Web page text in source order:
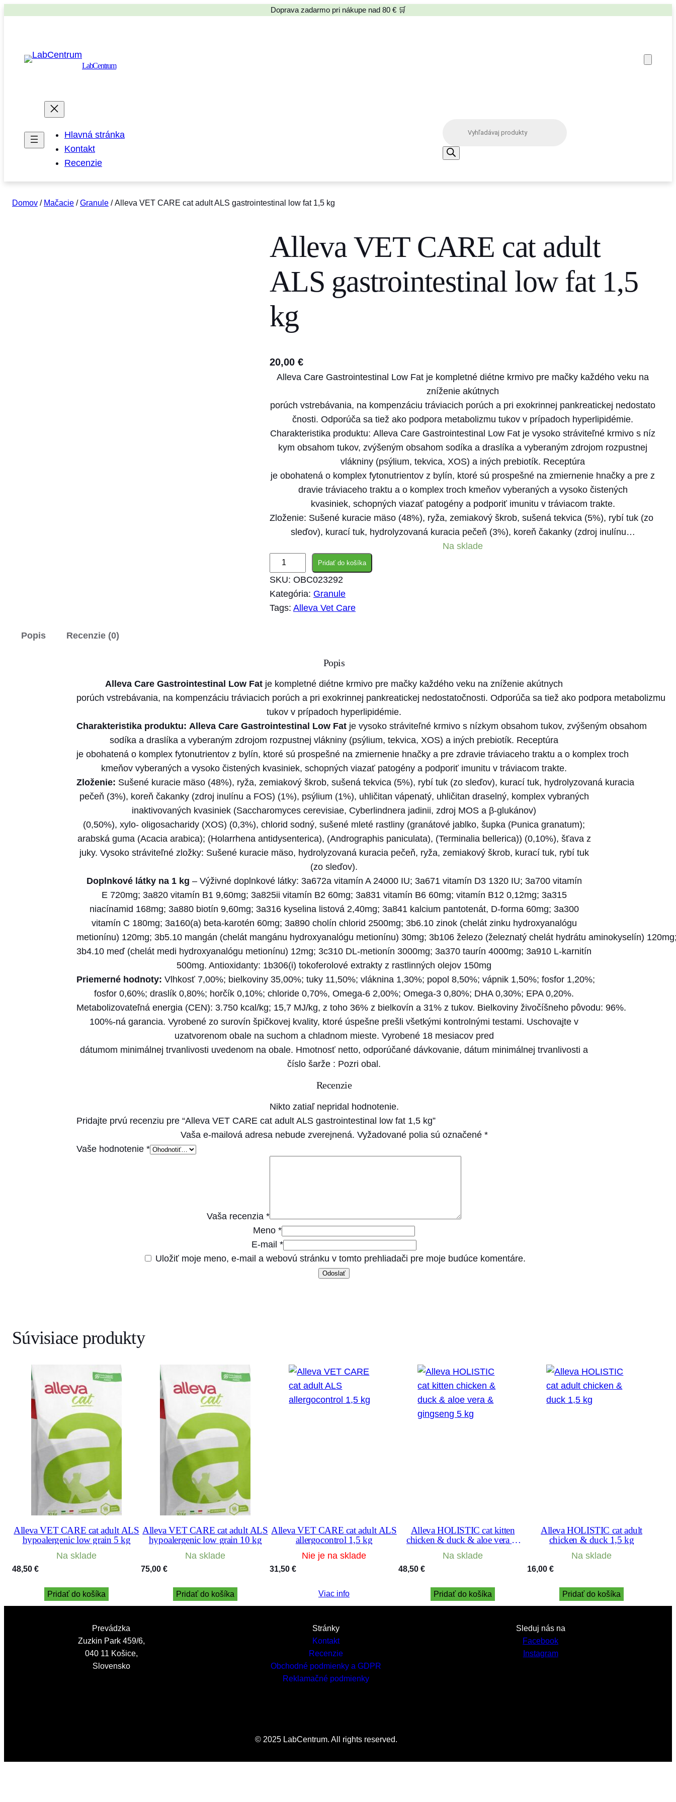
Doprava zadarmo pri nákupe nad 80 € 🛒
LabCentrum
Hlavná stránka
Kontakt
Recenzie
o
u
s
e
r
c
Domov / Mačacie /Granule / Alleva VET CARE cat adult ALS gastrointestinal low fat 1,5 kg
Alleva VET CARE cat adult
ALS gastrointestinal low fat 1,5
kg
20,00 €
Alleva Care Gastrointestinal Low Fat je kompletné diétne krmivo pre mačky každého veku na
zníženie akútnych
porúch vstrebávania, na kompenzáciu tráviacich porúch a pri exokrinnej pankreatickej nedostato
čnosti. Odporúča sa tiež ako podpora metabolizmu tukov v prípadoch hyperlipidémie.
Charakteristika produktu: Alleva Care Gastrointestinal Low Fat je vysoko stráviteľné krmivo s níz
kym obsahom tukov, zvýšeným obsahom sodíka a draslíka a vyberaným zdrojom rozpustnej
vlákniny (psýlium, tekvica, XOS) a iných prebiotík. Receptúra
je obohatená o komplex fytonutrientov z bylín, ktoré sú prospešné na zmiernenie hnačky a pre z
dravie tráviaceho traktu a o komplex troch kmeňov vyberaných a vysoko čistených
kvasiniek, schopných viazať patogény a podporiť imunitu v tráviacom trakte.
Zloženie: Sušené kuracie mäso (48%), ryža, zemiakový škrob, sušená tekvica (5%), rybí tuk (zo
sleďov), kurací tuk, hydrolyzovaná kuracia pečeň (3%), koreň čakanky (zdroj inulínu…
Na sklade
n
l
e
v
a
V
E
T
C
A
R
E
c
t
a
d
u
l
t
A
L
S
g
a
s
t
n
t
e
l
l
o
w
Pridať do košíka
SKU: OBC023292
Kategória: Granule
Tags: Alleva Vet Care
Popis Recenzie (0)
Popis
Alleva Care Gastrointestinal Low Fat je kompletné diétne krmivo pre mačky každého veku na zníženie akútnych
porúch vstrebávania, na kompenzáciu tráviacich porúch a pri exokrinnej pankreatickej nedostatočnosti. Odporúča sa tiež ako podpora metabolizmu
tukov v prípadoch hyperlipidémie.
Charakteristika produktu: Alleva Care Gastrointestinal Low Fat je vysoko stráviteľné krmivo s nízkym obsahom tukov, zvýšeným obsahom
sodíka a draslíka a vyberaným zdrojom rozpustnej vlákniny (psýlium, tekvica, XOS) a iných prebiotík. Receptúra
je obohatená o komplex fytonutrientov z bylín, ktoré sú prospešné na zmiernenie hnačky a pre zdravie tráviaceho traktu a o komplex troch
kmeňov vyberaných a vysoko čistených kvasiniek, schopných viazať patogény a podporiť imunitu v tráviacom trakte.
Zloženie: Sušené kuracie mäso (48%), ryža, zemiakový škrob, sušená tekvica (5%), rybí tuk (zo sleďov), kurací tuk, hydrolyzovaná kuracia
pečeň (3%), koreň čakanky (zdroj inulínu a FOS) (1%), psýlium (1%), uhličitan vápenatý, uhličitan draselný, komplex vybraných
inaktivovaných kvasiniek (Saccharomyces cerevisiae, Cyberlindnera jadinii, zdroj MOS a β-glukánov)
(0,50%), xylo- oligosacharidy (XOS) (0,3%), chlorid sodný, sušené mleté rastliny (granátové jablko, šupka (Punica granatum);
arabská guma (Acacia arabica); (Holarrhena antidysenterica), (Andrographis paniculata), (Terminalia bellerica)) (0,10%), šťava z
juky. Vysoko stráviteľné zložky: Sušené kuracie mäso, hydrolyzovaná kuracia pečeň, ryža, zemiakový škrob, kurací tuk, rybí tuk
(zo sleďov).
Doplnkové látky na 1 kg – Výživné doplnkové látky: 3a672a vitamín A 24000 IU; 3a671 vitamín D3 1320 IU; 3a700 vitamín
E 720mg; 3a820 vitamín B1 9,60mg; 3a825ii vitamín B2 60mg; 3a831 vitamín B6 60mg; vitamín B12 0,12mg; 3a315
niacínamid 168mg; 3a880 biotín 9,60mg; 3a316 kyselina listová 2,40mg; 3a841 kalcium pantotenát, D-forma 60mg; 3a300
vitamín C 180mg; 3a160(a) beta-karotén 60mg; 3a890 cholín chlorid 2500mg; 3b6.10 zinok (chelát zinku hydroxyanalógu
metionínu) 120mg; 3b5.10 mangán (chelát mangánu hydroxyanalógu metionínu) 30mg; 3b106 železo (železnatý chelát hydrátu aminokyselín)
3b4.10 meď (chelát medi hydroxyanalógu metionínu) 12mg; 3c310 DL-metionín 3000mg; 3a370 taurín 4000mg; 3a910 L-karnitín
500mg. Antioxidanty: 1b306(i) tokoferolové extrakty z rastlinných olejov 150mg
Priemerné hodnoty: Vlhkosť 7,00%; bielkoviny 35,00%; tuky 11,50%; vláknina 1,30%; popol 8,50%; vápnik 1,50%; fosfor 1,20%;
fosfor 0,60%; draslík 0,80%; horčík 0,10%; chloride 0,70%, Omega-6 2,00%; Omega-3 0,80%; DHA 0,30%; EPA 0,20%.
Metabolizovateľná energia (CEN): 3.750 kcal/kg; 15,7 MJ/kg, z toho 36% z bielkovín a 31% z tukov. Bielkoviny živočíšneho pôvodu: 96%.
100%-ná garancia. Vyrobené zo surovín špičkovej kvality, ktoré úspešne prešli všetkými kontrolnými testami. Uschovajte v
uzatvorenom obale na suchom a chladnom mieste. Vyrobené 18 mesiacov pred
dátumom minimálnej trvanlivosti uvedenom na obale. Hmotnosť netto, odporúčané dávkovanie, dátum minimálnej trvanlivosti a
číslo šarže : Pozri obal.
Recenzie
Nikto zatiaľ nepridal hodnotenie.
Pridajte prvú recenziu pre “Alleva VET CARE cat adult ALS gastrointestinal low fat 1,5 kg”
Vaša e-mailová adresa nebude zverejnená. Vyžadované polia sú označené *
Vaše hodnotenie *
Vaša recenzia *
Meno *
E-mail *
Uložiť moje meno, e-mail a webovú stránku v tomto prehliadači pre moje budúce komentáre.
Súvisiace produkty
Alleva VET CARE cat adult ALS
hypoalergenic low grain 5 kg
Na sklade
48,50 €
Pridať do košíka
Alleva VET CARE cat adult ALS
hypoalergenic low grain 10 kg
Na sklade
75,00 €
Pridať do košíka
Alleva VET CARE cat adult ALS
allergocontrol 1,5 kg
Nie je na sklade
31,50 €
Viac info
Alleva HOLISTIC cat kitten
chicken & duck & aloe vera &
Na sklade
48,50 €
Pridať do košíka
Alleva HOLISTIC cat adult
chicken & duck 1,5 kg
Na sklade
16,00 €
Pridať do košíka
Prevádzka
Zuzkin Park 459/6,
040 11 Košice,
Slovensko
Stránky
Kontakt
Recenzie
Obchodné podmienky a GDPR
Reklamačné podmienky
Sleduj nás na
Facebook
Instagram
© 2025 LabCentrum. All rights reserved.